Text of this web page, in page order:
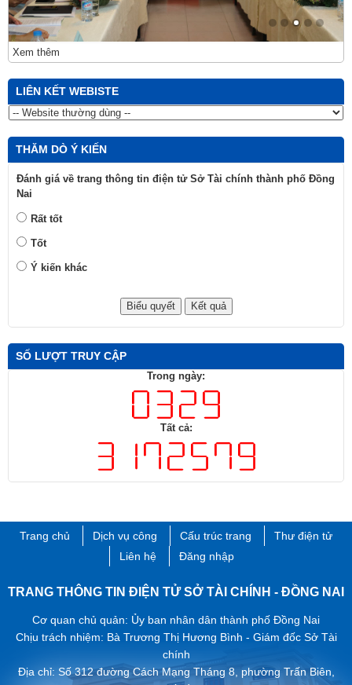
Xem thêm
LIÊN KẾT WEBISTE
THĂM DÒ Ý KIẾN
Đánh giá về trang thông tin điện tử Sở Tài chính thành phố Đồng
Nai
Rất tốt
Tốt
Ý kiến khác
SỐ LƯỢT TRUY CẬP
Trong ngày:
Tất cả:
Trang chủ Dịch vụ công Cấu trúc trang
Thư điện tử
Liên hệ
Đăng nhập
TRANG THÔNG TIN ĐIỆN TỬ SỞ TÀI CHÍNH - ĐỒNG NAI
Cơ quan chủ quản: Ủy ban nhân dân thành phố Đồng Nai
Chịu trách nhiệm: Bà Trương Thị Hương Bình - Giám đốc Sở Tài
chính
Địa chỉ: Số 312 đường Cách Mạng Tháng 8, phường Trấn Biên,